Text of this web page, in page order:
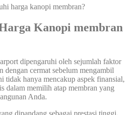
harga kanopi membran?
Kanopi membran
dipengaruhi oleh sejumlah faktor
dengan cermat sebelum mengambil
tidak hanya mencakup aspek finansial,
dalam memilih atap membran yang
Anda.